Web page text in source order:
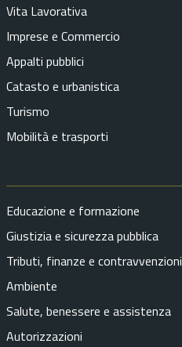
Vita Lavorativa
Imprese e Commercio
Appalti pubblici
Catasto e urbanistica
Turismo
Mobilità e trasporti
Educazione e formazione
Giustizia e sicurezza pubblica
Tributi, finanze e contravvenzioni
Ambiente
Salute, benessere e assistenza
Autorizzazioni